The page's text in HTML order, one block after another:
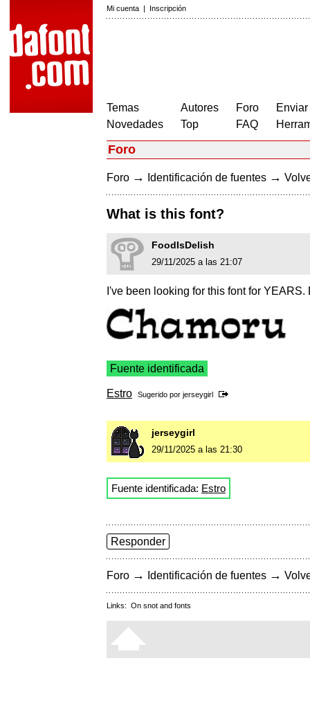
Mi cuenta | Inscripción
Temas
Novedades
Autores
Top
Foro
FAQ
Foro
Foro → Identificación de fuentes →
What is this font?
FoodIsDelish
29/11/2025 a las 21:07
I've been looking for this font for
Fuente identificada
Estro Sugerido por jerseygirl
jerseygirl
29/11/2025 a las 21:30
Fuente identificada: Estro
Responder
Foro → Identificación de fuentes →
Links: On snot and fonts